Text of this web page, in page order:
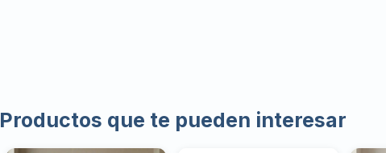
Productos que te pueden interesar